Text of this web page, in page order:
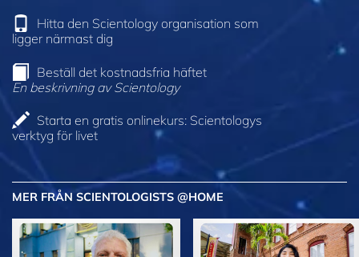
Hitta den Scientology organisation som
ligger närmast dig
Beställ det kostnadsfria häftet
En beskrivning av Scientology
Starta en gratis onlinekurs: Scientologys
verktyg för livet
MER FRÅN SCIENTOLOGISTS @HOME